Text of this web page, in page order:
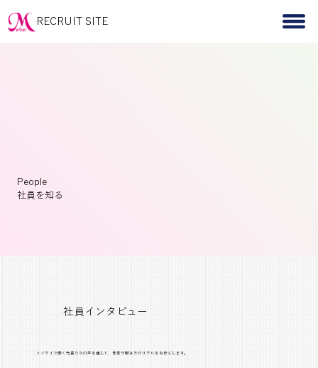
RECRUIT SITE
People
社員を知る
​社員インタビュー
メイケイで働く先輩たちの声を通して、仕事や働き方のリアルをお伝えします。